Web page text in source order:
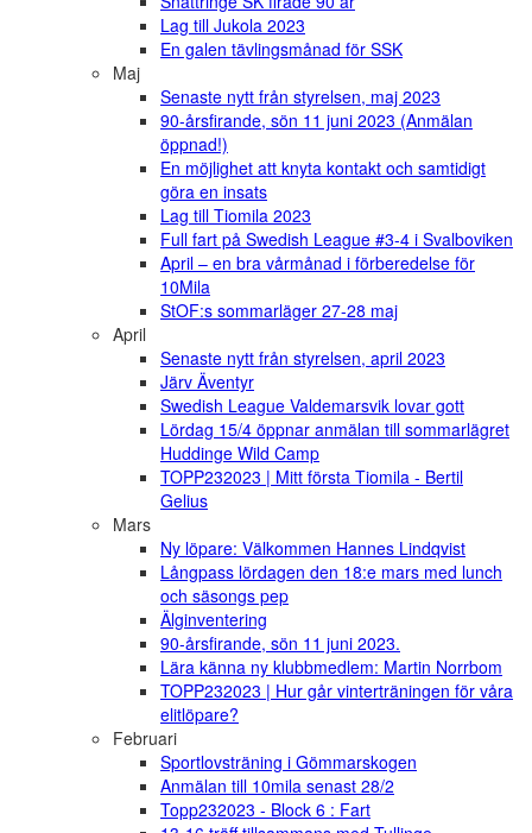
Lag till Jukola 2023
En galen tävlingsmånad för SSK
Maj
Senaste nytt från styrelsen, maj 2023
90-årsfirande, sön 11 juni 2023 (Anmälan
öppnad!)
En möjlighet att knyta kontakt och samtidigt
göra en insats
Lag till Tiomila 2023
Full fart på Swedish League #3-4 i Svalboviken
April – en bra vårmånad i förberedelse för
10Mila
StOF:s sommarläger 27-28 maj
April
Senaste nytt från styrelsen, april 2023
Järv Äventyr
Swedish League Valdemarsvik lovar gott
Lördag 15/4 öppnar anmälan till sommarlägret
Huddinge Wild Camp
TOPP232023 | Mitt första Tiomila - Bertil
Gelius
Mars
Ny löpare: Välkommen Hannes Lindqvist
Långpass lördagen den 18:e mars med lunch
och säsongs pep
Älginventering
90-årsfirande, sön 11 juni 2023.
Lära känna ny klubbmedlem: Martin Norrbom
TOPP232023 | Hur går vinterträningen för våra
elitlöpare?
Februari
Sportlovsträning i Gömmarskogen
Anmälan till 10mila senast 28/2
Topp232023 - Block 6 : Fart